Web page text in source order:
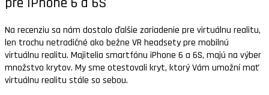
Na recenziu sa nám dostalo ďalšie zariadenie pre virtuálnu realitu,
len trochu netradičné ako bežne VR headsety pre mobilnú
virtuálnu realitu. Majitelia smartfónu iPhone 6 a 6S, majú na výber
množstvo krytov. My sme otestovali kryt, ktorý Vám umožní mať
virtuálnu realitu stále so sebou.